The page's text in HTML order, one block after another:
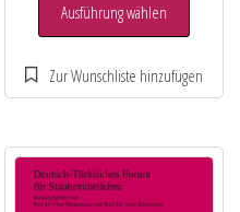
Ausführung wählen